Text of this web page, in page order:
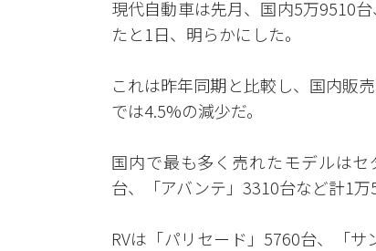
現代自動車は先月、国内5万9510
たと1日、明らかにした。
これは昨年同期と比較し、国内販
では4.5%の減少だ。
国内で最も多く売れたモデルは
台、「アバンテ」3310台など計1万
RVは「パリセード」5760台、「